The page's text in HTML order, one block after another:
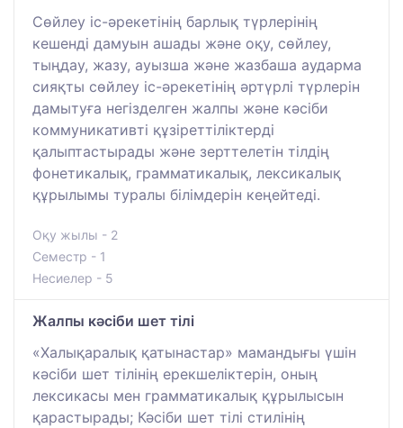
Сөйлеу іс-әрекетінің барлық түрлерінің
кешенді дамуын ашады және оқу, сөйлеу,
тыңдау, жазу, ауызша және жазбаша аударма
сияқты сөйлеу іс-әрекетінің әртүрлі түрлерін
дамытуға негізделген жалпы және кәсіби
коммуникативті құзіреттіліктерді
қалыптастырады және зерттелетін тілдің
фонетикалық, грамматикалық, лексикалық
құрылымы туралы білімдерін кеңейтеді.
Оқу жылы - 2
Семестр - 1
Несиелер - 5
Жалпы кәсіби шет тілі
«Халықаралық қатынастар» мамандығы үшін
кәсіби шет тілінің ерекшеліктерін, оның
лексикасы мен грамматикалық құрылысын
қарастырады; Кәсіби шет тілі стилінің